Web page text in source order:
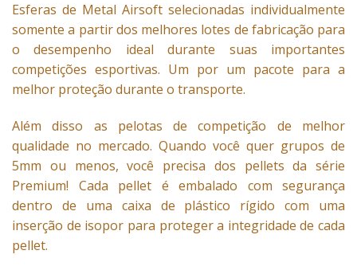
Esferas de Metal Airsoft selecionadas individualmente
somente a partir dos melhores lotes de fabricação para
o desempenho ideal durante suas importantes
competições esportivas. Um por um pacote para a
melhor proteção durante o transporte.
Além disso as pelotas de competição de melhor
qualidade no mercado. Quando você quer grupos de
5mm ou menos, você precisa dos pellets da série
Premium! Cada pellet é embalado com segurança
dentro de uma caixa de plástico rígido com uma
inserção de isopor para proteger a integridade de cada
pellet.